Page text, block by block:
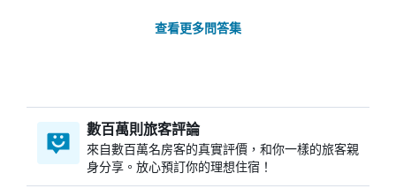
查看更多問答集
數百萬則旅客評論
來自數百萬名房客的真實評價，和你一樣的旅客親
身分享。放心預訂你的理想住宿！